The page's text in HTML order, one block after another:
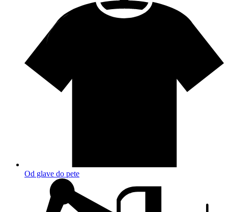
Od glave do pete